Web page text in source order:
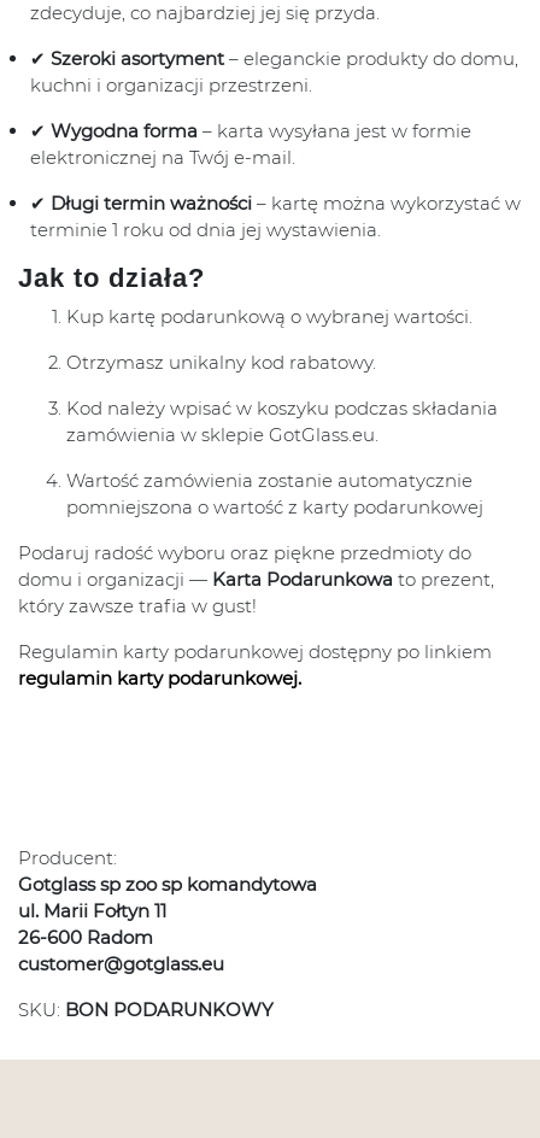
zdecyduje, co najbardziej jej się przyda.
✔ Szeroki asortyment – eleganckie produkty do domu,
kuchni i organizacji przestrzeni.
✔ Wygodna forma – karta wysyłana jest w formie
elektronicznej na Twój e-mail.
✔ Długi termin ważności – kartę można wykorzystać w
terminie 1 roku od dnia jej wystawienia.
Jak to działa?
Kup kartę podarunkową o wybranej wartości.
Otrzymasz unikalny kod rabatowy.
Kod należy wpisać w koszyku podczas składania
zamówienia w sklepie GotGlass.eu.
Wartość zamówienia zostanie automatycznie
pomniejszona o wartość z karty podarunkowej
Podaruj radość wyboru oraz piękne przedmioty do
domu i organizacji — Karta Podarunkowa to prezent,
który zawsze trafia w gust!
Regulamin karty podarunkowej dostępny po linkiem
regulamin karty podarunkowej.
Producent:
Gotglass sp zoo sp komandytowa
ul. Marii Fołtyn 11
26-600 Radom
customer@gotglass.eu
SKU: BON PODARUNKOWY